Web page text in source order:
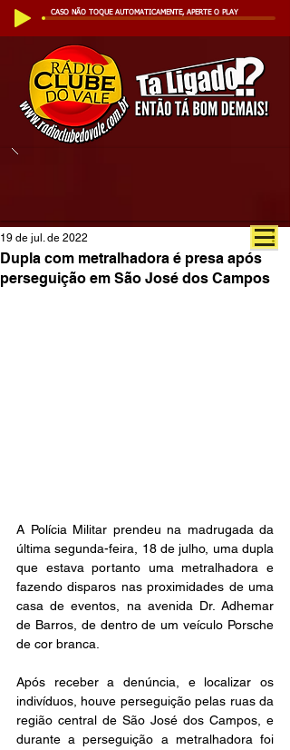
CASO NÃO TOQUE AUTOMATICAMENTE, APERTE O PLAY
Dupla com metralhadora é presa após
perseguição em São José dos Campos
19 de jul. de 2022
A Polícia Militar prendeu na madrugada da
última segunda-feira, 18 de julho, uma dupla
que estava portanto uma metralhadora e
fazendo disparos nas proximidades de uma
casa de eventos, na avenida Dr. Adhemar
de Barros, de dentro de um veículo Porsche
de cor branca.
Após receber a denúncia, e localizar os
indivíduos, houve perseguição pelas ruas da
região central de São José dos Campos, e
durante a perseguição a metralhadora foi